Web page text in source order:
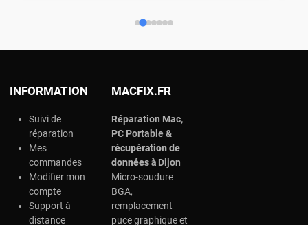
INFORMATION
Suivi de
réparation
Mes
commandes
Modifier mon
compte
Support à
distance
MACFIX.FR
Réparation Mac,
PC Portable &
récupération de
données àDijon
Micro-soudure
BGA,
remplacement
puce graphique et